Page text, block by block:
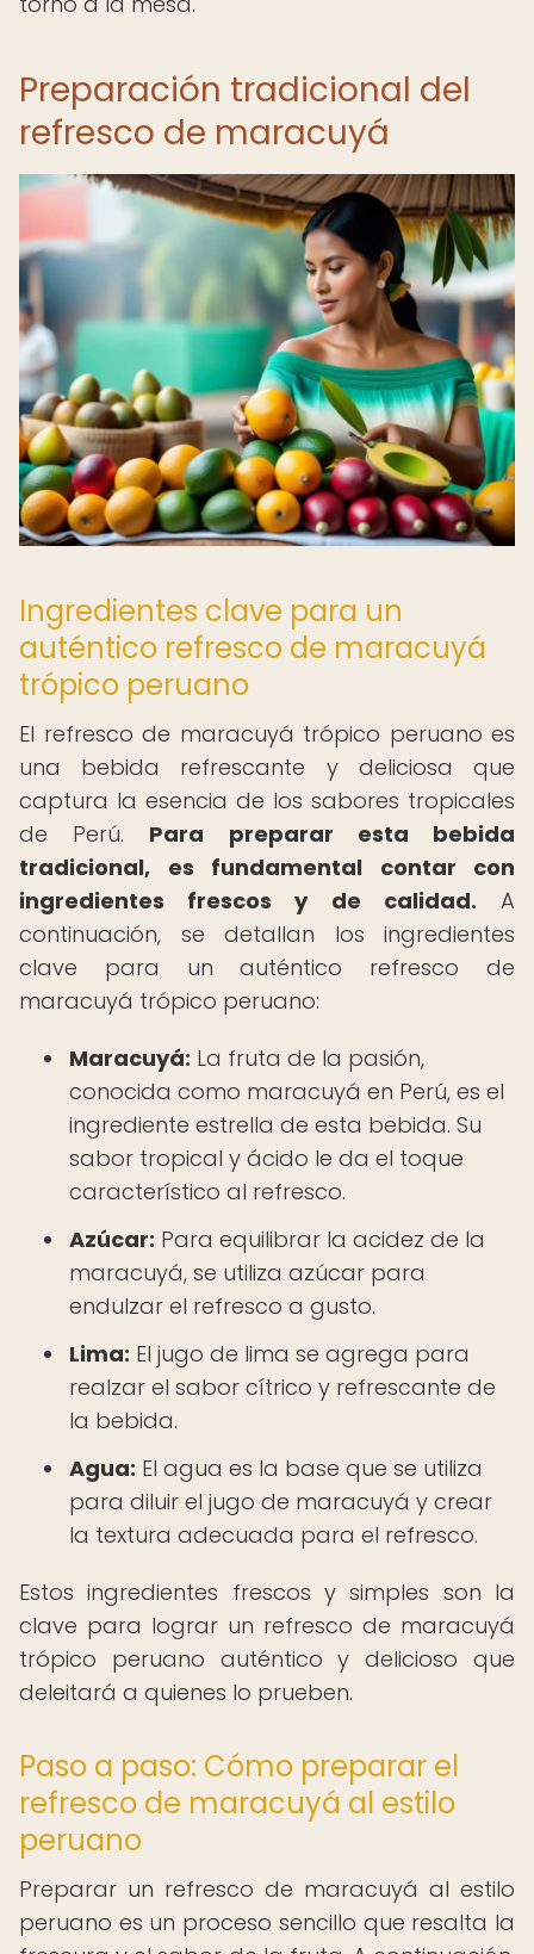
Preparación tradicional del
refresco de maracuyá
Ingredientes clave para un
auténtico refresco de maracuyá
trópico peruano
El refresco de maracuyá trópico peruano es
una bebida refrescante y deliciosa que
captura la esencia de los sabores tropicales
de Perú. Para preparar esta bebida
tradicional, es fundamental contar con
ingredientes frescos y de calidad. A
continuación, se detallan los ingredientes
clave para un auténtico refresco de
maracuyá trópico peruano:
Maracuyá: La fruta de la pasión,
conocida como maracuyá en Perú, es el
ingrediente estrella de esta bebida. Su
sabor tropical y ácido le da el toque
característico al refresco.
Azúcar: Para equilibrar la acidez de la
maracuyá, se utiliza azúcar para
endulzar el refresco a gusto.
Lima: El jugo de lima se agrega para
realzar el sabor cítrico y refrescante de
la bebida.
Agua: El agua es la base que se utiliza
para diluir el jugo de maracuyá y crear
la textura adecuada para el refresco.
Estos ingredientes frescos y simples son la
clave para lograr un refresco de maracuyá
trópico peruano auténtico y delicioso que
deleitará a quienes lo prueben.
Paso a paso: Cómo preparar el
refresco de maracuyá al estilo
peruano
Preparar un refresco de maracuyá al estilo
peruano es un proceso sencillo que resalta la